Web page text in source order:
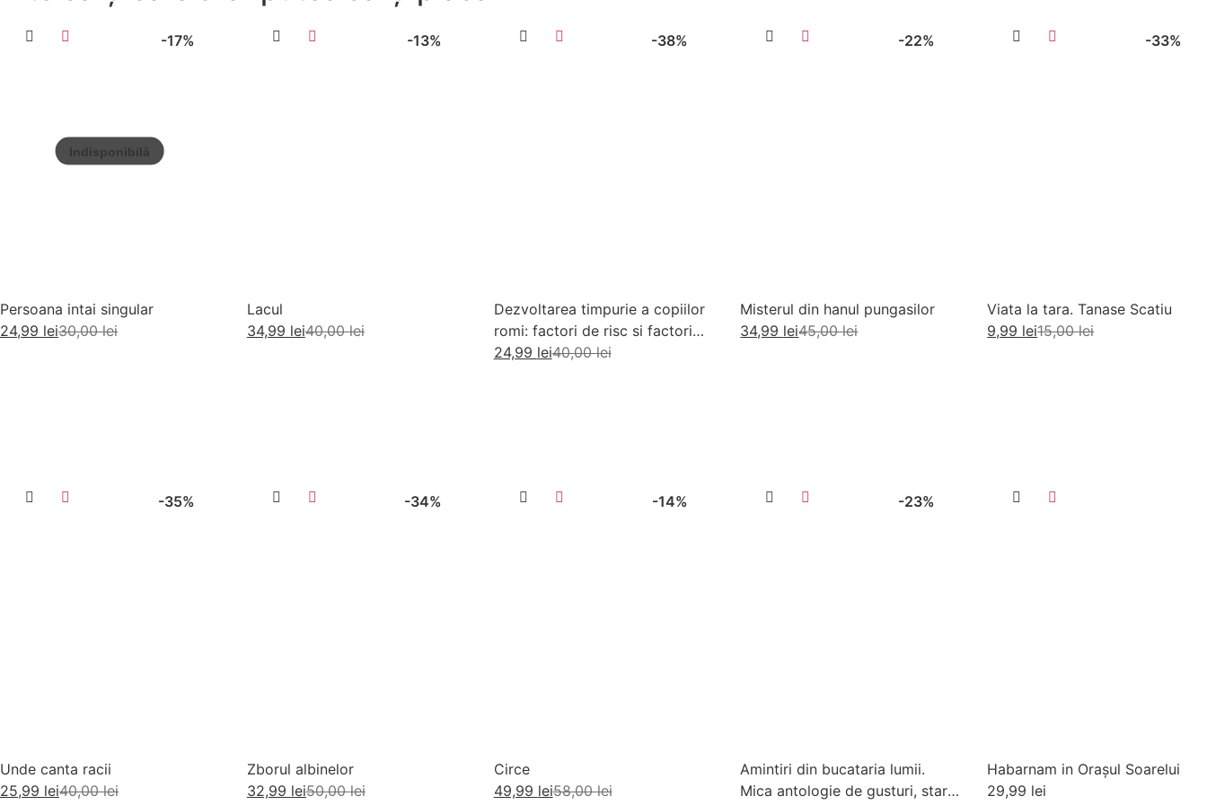
-17%
Persoana intai singular
30,00lei
24,99 lei
-13%
Lacul
40,00lei
34,99 lei
-38%
Dezvoltarea timpurie a copiilor
romi: factori de risc si factori
de protectie
40,00lei
24,99 lei
-22%
Misterul din hanul pungasilor
45,00lei
34,99 lei
-33%
Viata la tara. Tanase Scatiu
15,00lei
9,99 lei
-35%
Unde canta racii
40,00lei
25,99 lei
-34%
Zborul albinelor
50,00lei
32,99 lei
-14%
Circe
58,00lei
49,99 lei
-23%
Amintiri din bucataria lumii.
Mica antologie de gusturi, stari
Habarnam in Orașul Soarelui
29,99 lei